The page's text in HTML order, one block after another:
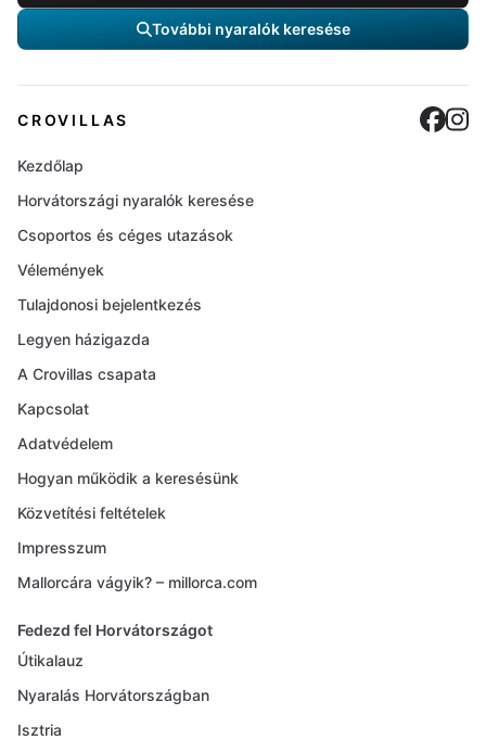
További nyaralók keresése
CROVILLAS
Kezdőlap
Horvátországi nyaralók keresése
Csoportos és céges utazások
Vélemények
Tulajdonosi bejelentkezés
Legyen házigazda
A Crovillas csapata
Kapcsolat
Adatvédelem
Hogyan működik a keresésünk
Közvetítési feltételek
Impresszum
Mallorcára vágyik? – millorca.com
Fedezd fel Horvátországot
Útikalauz
Nyaralás Horvátországban
Isztria